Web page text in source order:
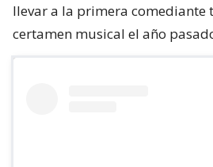
llevar a la primera comediante
certamen musical el año